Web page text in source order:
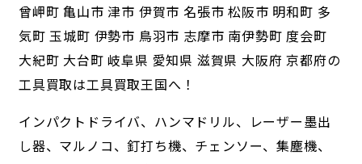
曾岬町 亀山市 津市 伊賀市 名張市 松阪市 明和町 多
気町 玉城町 伊勢市 鳥羽市 志摩市 南伊勢町 度会町
大紀町 大台町 岐阜県 愛知県 滋賀県 大阪府 京都府の
工具買取は工具買取王国へ！
インパクトドライバ、ハンマドリル、レーザー墨出
し器、マルノコ、釘打ち機、チェンソー、集塵機、